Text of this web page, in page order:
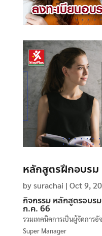
หลักสูตรฝึกอบรม
bysurachai | Oct 9,
กิจกรรม หลักสูตรอบร
ก.ค. 66
รวมเทคนิคการเป็นผู้จัดการ
Super Manager